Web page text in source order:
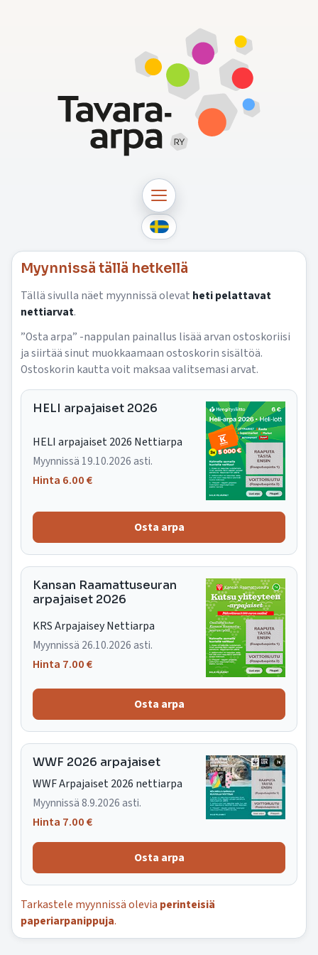
Myynnissä tällä hetkellä
Tällä sivulla näet myynnissä olevat heti pelattavat
nettiarvat.
”Osta arpa” -nappulan painallus lisää arvan ostoskoriisi
ja siirtää sinut muokkaamaan ostoskorin sisältöä.
Ostoskorin kautta voit maksaa valitsemasi arvat.
HELI arpajaiset 2026
HELI arpajaiset 2026 Nettiarpa
Myynnissä 19.10.2026 asti.
Hinta 6.00 €
Kansan Raamattuseuran
arpajaiset 2026
KRS Arpajaisey Nettiarpa
Myynnissä 26.10.2026 asti.
Hinta 7.00 €
WWF 2026 arpajaiset
WWF Arpajaiset 2026 nettiarpa
Myynnissä 8.9.2026 asti.
Hinta 7.00 €
Tarkastele myynnissä olevia perinteisiä
paperiarpanippuja.